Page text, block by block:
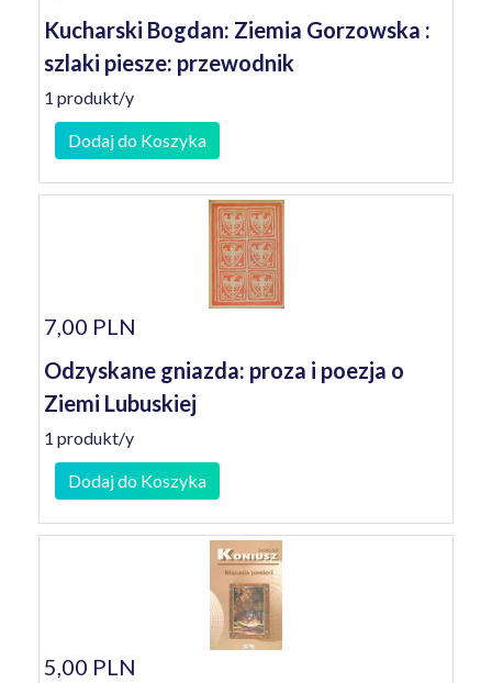
Kucharski Bogdan: Ziemia Gorzowska :
szlaki piesze: przewodnik
1 produkt/y
Dodaj do Koszyka
7,00 PLN
Odzyskane gniazda: proza i poezja o
Ziemi Lubuskiej
1 produkt/y
Dodaj do Koszyka
5,00 PLN